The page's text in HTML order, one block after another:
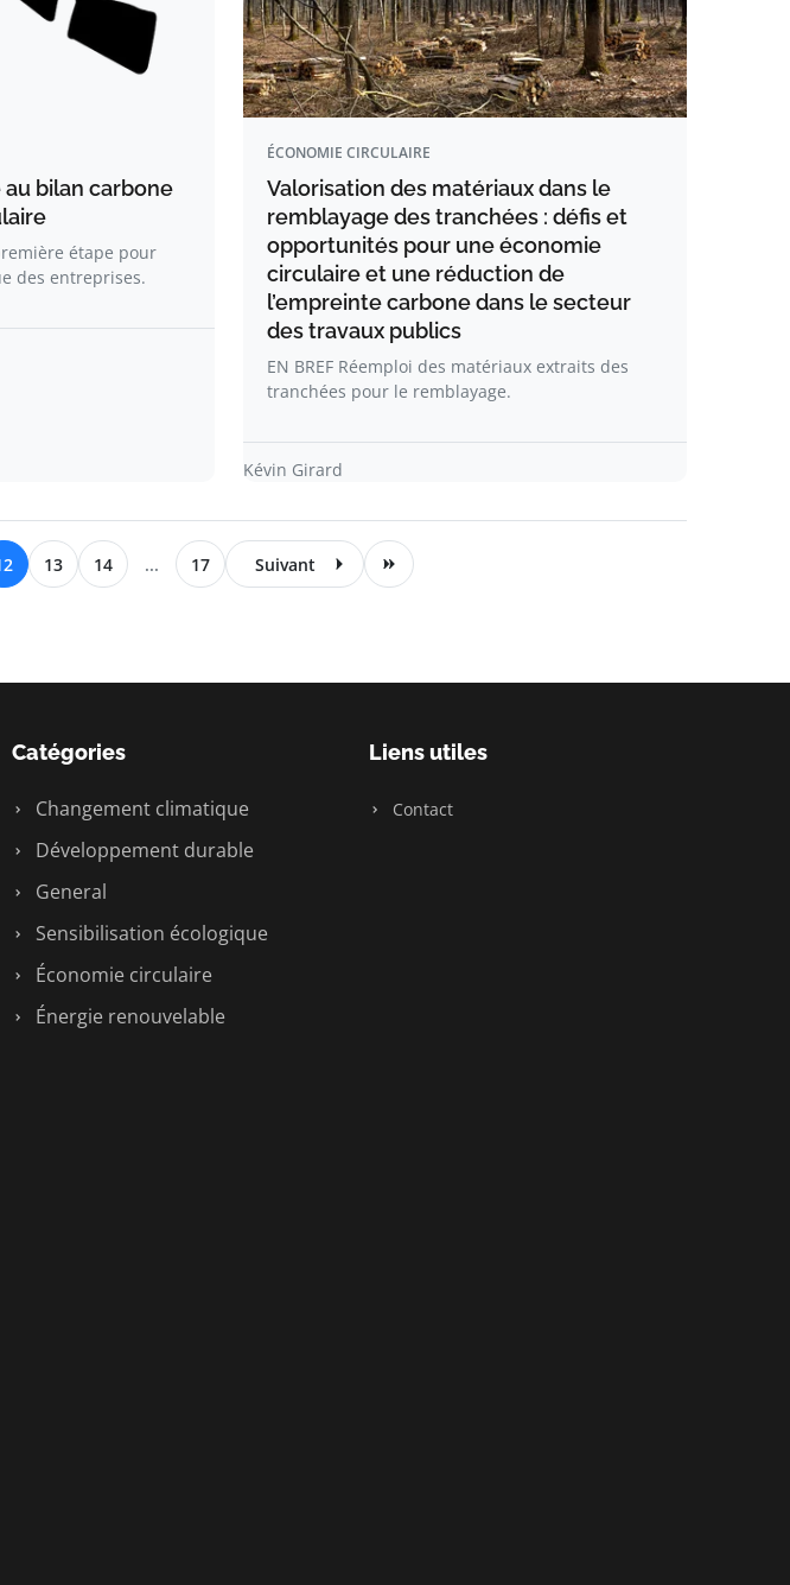
bilan carbone
étape pour
des entreprises.
ÉCONOMIE CIRCULAIRE
Valorisation des matériaux dans le
remblayage des tranchées : défis et
opportunités pour une économie
circulaire et une réduction de
l’empreinte carbone dans le secteur
des travaux publics
EN BREF Réemploi des matériaux extraits des
tranchées pour le remblayage.
Kévin Girard
13 14 ... 17 Suivant
Catégories
Changement climatique
Développement durable
General
Sensibilisation écologique
Économie circulaire
Énergie renouvelable
Liens utiles
Contact